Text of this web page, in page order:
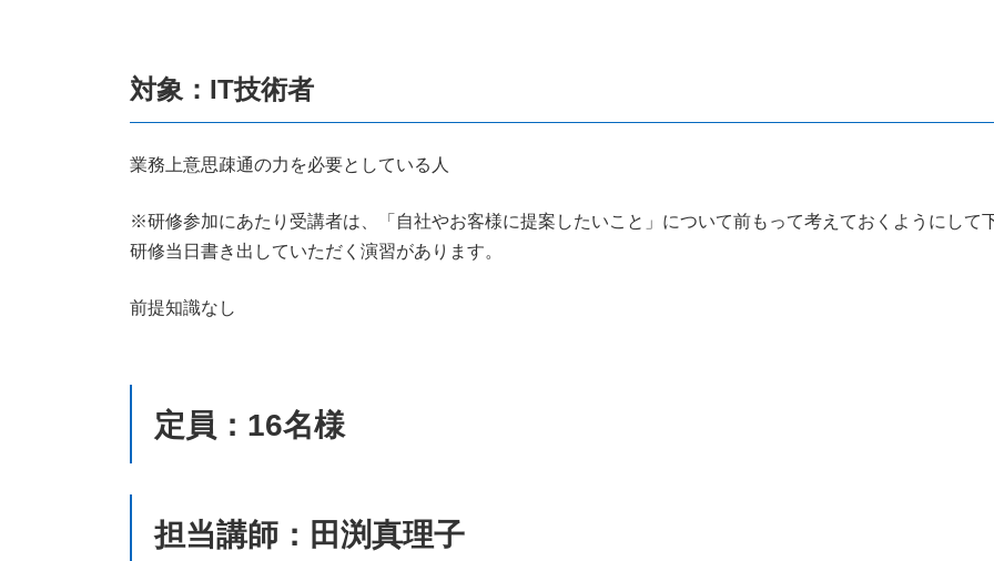
対象：IT技術者
業務上意思疎通の力を必要としている人
※研修参加にあたり受講者は、「自社やお客様に提案したいこと」について前もって考えておくようにして
研修当日書き出していただく演習があります。
前提知識なし
定員：16名様
担当講師：田渕真理子